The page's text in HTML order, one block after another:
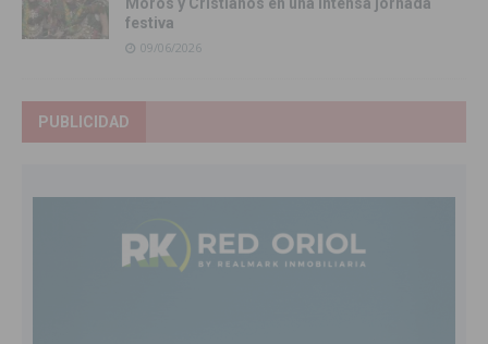
Moros y Cristianos en una intensa jornada
festiva
09/06/2026
PUBLICIDAD